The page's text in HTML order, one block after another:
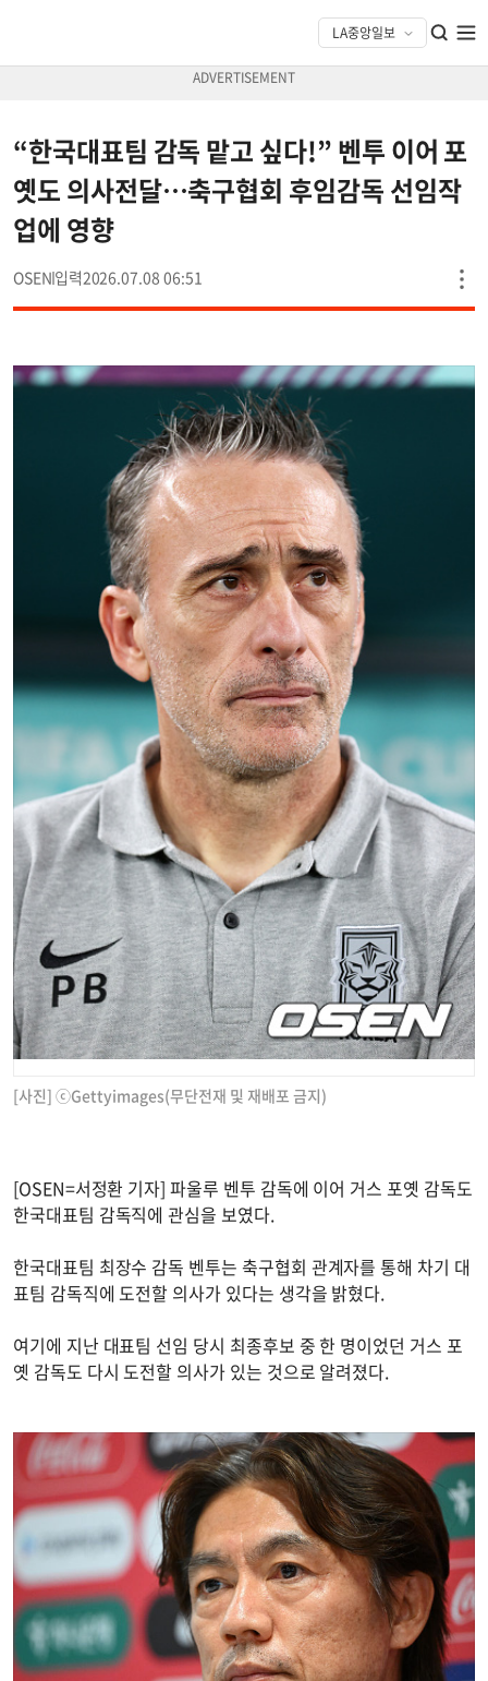
“한국대표팀 감독 맡고 싶다!” 벤투 이어 포
옛도 의사전달…축구협회 후임감독 선임작
업에 영향
OSEN 2026.07.08 06:51
[사진] ⓒGettyimages(무단전재 및 재배포 금지)
[OSEN=서정환 기자] 파울루 벤투 감독에 이어 거스 포옛 감독도
한국대표팀 감독직에 관심을 보였다.
한국대표팀 최장수 감독 벤투는 축구협회 관계자를 통해 차기 대
표팀 감독직에 도전할 의사가 있다는 생각을 밝혔다.
여기에 지난 대표팀 선임 당시 최종후보 중 한 명이었던 거스 포
옛 감독도 다시 도전할 의사가 있는 것으로 알려졌다.